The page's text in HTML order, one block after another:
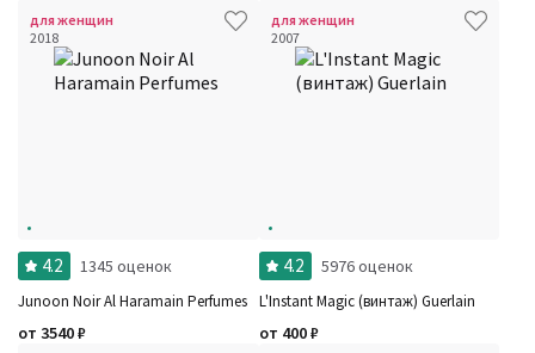
для женщин
2018
4.2 1345 оценок
Junoon Noir Al Haramain Perfumes
от 3540₽
для женщин
2007
4.2 5976 оценок
L'Instant Magic (винтаж) Guerlain
от 400₽